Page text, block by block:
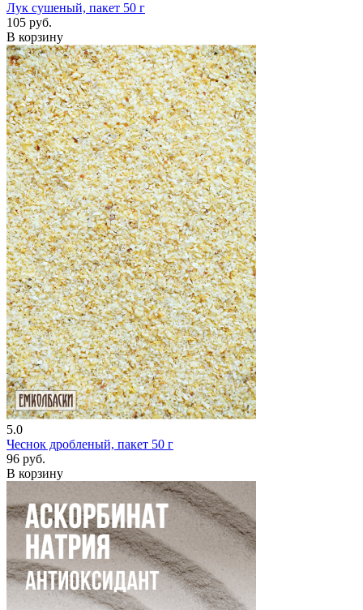
Лук сушеный, пакет 50 г
105 руб.
В корзину
5.0
Чеснок дробленый, пакет 50 г
96 руб.
В корзину